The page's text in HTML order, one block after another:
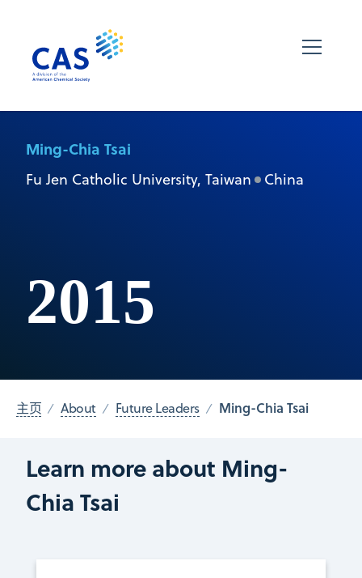
Ming-Chia Tsai
Fu Jen Catholic University, Taiwan China
2015
主页 About Future Leaders Ming-Chia Tsai
Learn more about Ming-
Chia Tsai